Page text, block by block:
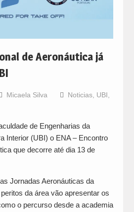
de Aeronáutica já
Micaela Silva Noticias, UBI
de Engenharias da
Interior (UBI) o ENA – Encontro
que decorre até dia 13 de
Jornadas Aeronáuticas da
da área vão apresentar os
o percurso desde a academia